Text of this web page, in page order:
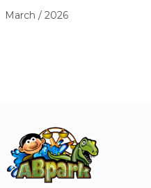
March / 2026